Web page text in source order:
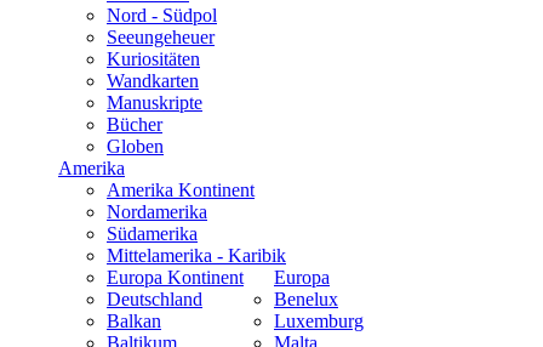
Nord - Südpol
Seeungeheuer
Kuriositäten
Wandkarten
Manuskripte
Bücher
Globen
Amerika
Amerika Kontinent
Nordamerika
Südamerika
Mittelamerika - Karibik
Europa
Europa Kontinent
Deutschland
Balkan
Baltikum
Benelux
Luxemburg
Malta